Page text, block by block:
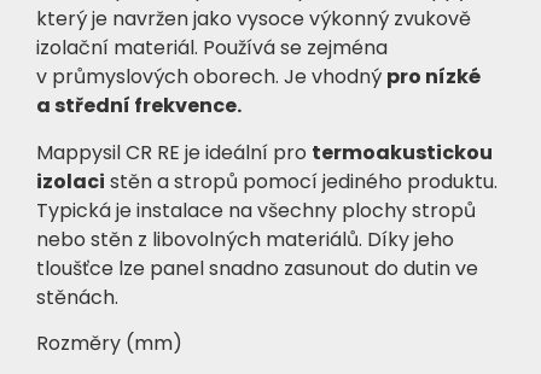
který je navržen jako vysoce výkonný zvukově
izolační materiál. Používá se zejména
v průmyslových oborech. Je vhodný pro nízké
a střední frekvence.
Mappysil CR RE je ideální pro termoakustickou
izolaci stěn a stropů pomocí jediného produktu.
Typická je instalace na všechny plochy stropů
nebo stěn z libovolných materiálů. Díky jeho
tloušťce lze panel snadno zasunout do dutin ve
stěnách.
Rozměry (mm)